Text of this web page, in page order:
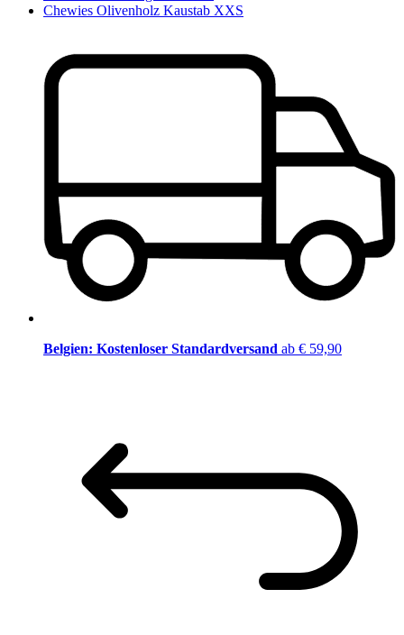
Chewies Olivenholz Kaustab XXS
Belgien: Kostenloser Standardversand ab € 59,90